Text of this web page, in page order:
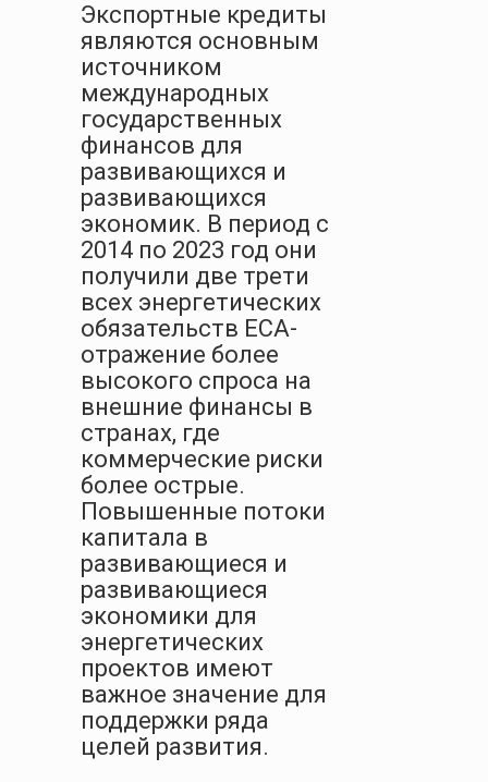
Экспортные кредиты
являются основным
источником
международных
государственных
финансов для
развивающихся и
развивающихся
экономик. В период с
2014 по 2023 год они
получили две трети
всех энергетических
обязательств ECA-
отражение более
высокого спроса на
внешние финансы в
странах, где
коммерческие риски
более острые.
Повышенные потоки
капитала в
развивающиеся и
развивающиеся
экономики для
энергетических
проектов имеют
важное значение для
поддержки ряда
целей развития.